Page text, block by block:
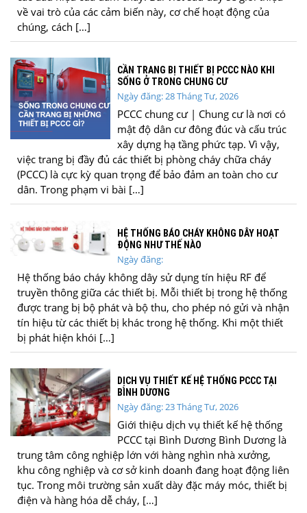
về vai trò của các cảm biến này, cơ chế hoạt động của
chúng, cách […]
CẦN TRANG BỊ THIẾT BỊ PCCC NÀO KHI
SỐNG Ở TRONG CHUNG CƯ
Ngày đăng: 28 Tháng Tư, 2026
PCCC chung cư | Chung cư là nơi có
mật độ dân cư đông đúc và cấu trúc
xây dựng hạ tầng phức tạp. Vì vậy,
việc trang bị đầy đủ các thiết bị phòng cháy chữa cháy
(PCCC) là cực kỳ quan trọng để bảo đảm an toàn cho cư
dân. Trong phạm vi bài […]
HỆ THỐNG BÁO CHÁY KHÔNG DÂY HOẠT
ĐỘNG NHƯ THẾ NÀO
Ngày đăng:
Hệ thống báo cháy không dây sử dụng tín hiệu RF để
truyền thông giữa các thiết bị. Mỗi thiết bị trong hệ thống
được trang bị bộ phát và bộ thu, cho phép nó gửi và nhận
tín hiệu từ các thiết bị khác trong hệ thống. Khi một thiết
bị phát hiện khói […]
DỊCH VỤ THIẾT KẾ HỆ THỐNG PCCC TẠI
BÌNH DƯƠNG
Ngày đăng: 23 Tháng Tư, 2026
Giới thiệu dịch vụ thiết kế hệ thống
PCCC tại Bình Dương Bình Dương là
trung tâm công nghiệp lớn với hàng nghìn nhà xưởng,
khu công nghiệp và cơ sở kinh doanh đang hoạt động liên
tục. Trong môi trường sản xuất dày đặc máy móc, thiết bị
điện và hàng hóa dễ cháy, […]